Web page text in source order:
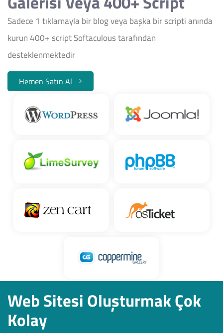
Sadece 1 tıklamayla bir blog veya başka bir scripti anında
kurun 400+ script Softaculous tarafından
desteklenmektedir
Hemen Satın Al
Web Sitesi Oluşturmak Çok
Kolay